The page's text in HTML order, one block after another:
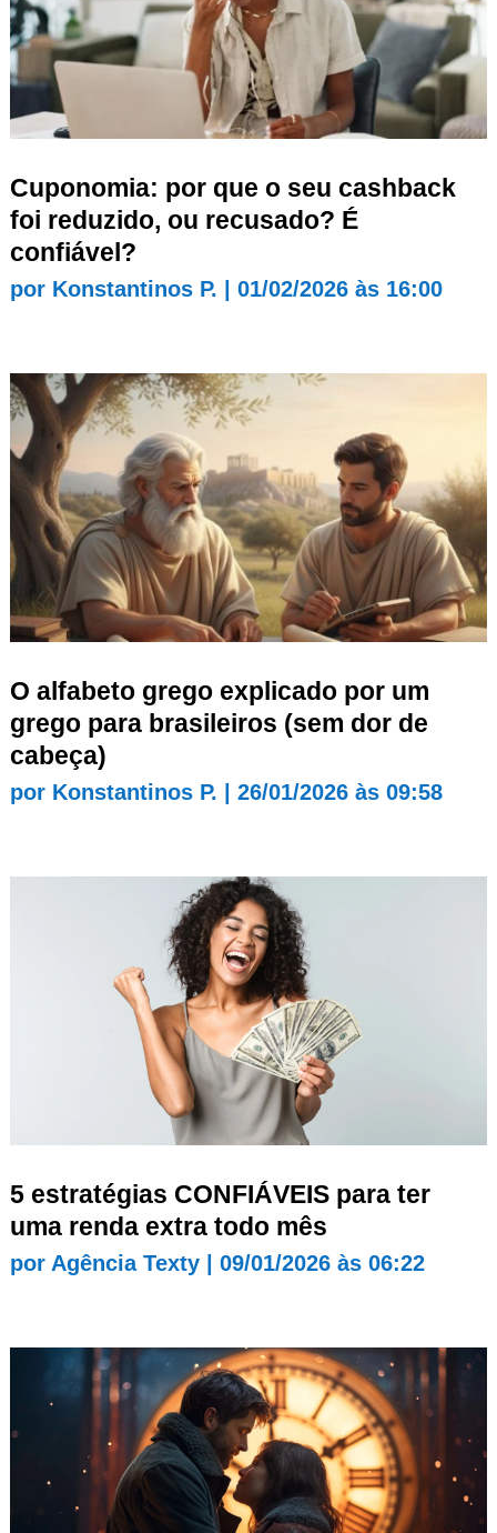
Cuponomia: por que o seu cashback
foi reduzido, ou recusado? É
confiável?
por Konstantinos P. 01/02/2026 às 16:00
O alfabeto grego explicado por um
grego para brasileiros (sem dor de
cabeça)
por Konstantinos P. 26/01/2026 às 09:58
5 estratégias CONFIÁVEIS para ter
uma renda extra todo mês
por Agência Texty| 09/01/2026 às 06:22